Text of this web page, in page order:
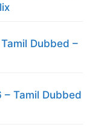
Dubbed –
Tamil Dubbed